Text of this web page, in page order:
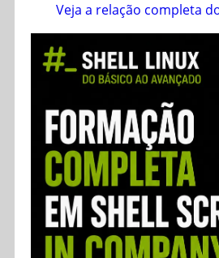
Veja a relação completa